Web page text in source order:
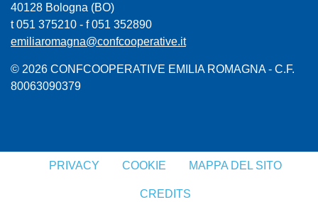
40128 Bologna (BO)
t 051 375210 - f 051 352890
emiliaromagna@confcooperative.it
© 2026 CONFCOOPERATIVE EMILIA ROMAGNA - C.F.
80063090379
PRIVACY COOKIE MAPPA DEL SITO
CREDITS